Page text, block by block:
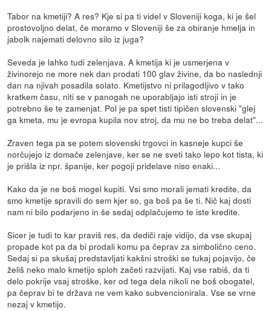
Tabor na kmetiji? A res? Kje si pa ti videl v Sloveniji koga, ki je šel
prostovoljno delat, če moramo v Sloveniji še za obiranje hmelja in
jabolk najemati delovno silo iz juga?
Seveda je lahko tudi zelenjava. A kmetija ki je usmerjena v
živinorejo ne more nek dan prodati 100 glav živine, da bo naslednji
dan na njivah posadila solato. Kmetijstvo ni prilagodljivo v tako
kratkem času, niti se v panogah ne uporabljajo isti stroji in je
potrebno še te zamenjat. Pol je pa spet tisti tipičen slovenski "glej
ga kmeta, mu je evropa kupila nov stroj, da mu ne bo treba delat"...
Zraven tega pa se potem slovenski trgovci in kasneje kupci še
norčujejo iz domače zelenjave, ker se ne sveti tako lepo kot tista, ki
je prišla iz npr. španije, ker pogoji pridelave niso enaki...
Kako da je ne boš mogel kupiti. Vsi smo morali jemati kredite, da
smo kmetije spravili do sem kjer so, ga boš pa še ti. Nič kaj dosti
nam ni bilo podarjeno in še sedaj odplačujemo te iste kredite.
Sicer je tudi to kar praviš res, da dediči raje vidijo, da vse skupaj
propade kot pa da bi prodali komu pa čeprav za simbolično ceno.
Sedaj si pa skušaj predstavljati kakšni stroški se tukaj pojavijo, če
želiš neko malo kmetijo sploh začeti razvijati. Kaj vse rabiš, da ti
delo pokrije vsaj stroške, ker od tega dela nikoli ne boš obogatel,
pa čeprav bi te država ne vem kako subvencionirala. Vse se vrne
nezaj v kmetijo.